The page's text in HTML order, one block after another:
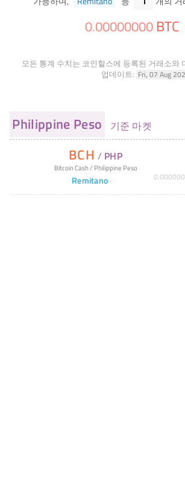
0.00000000 BTC
모든 통계 수치는 코인힐스에 등록된 거래소와
업데이트: Fri, 07 Aug
Philippine Peso 기준 마켓
BCH / PHP
Bitcoin Cash/ Philippine Peso
Remitano 0.